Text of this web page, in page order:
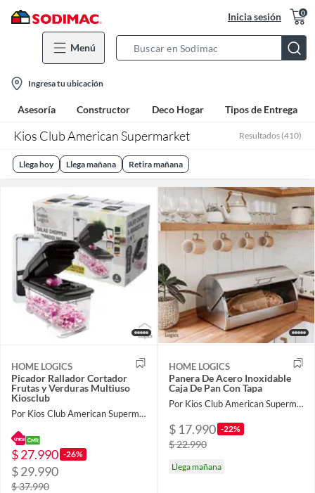
Inicia sesión 0
Menú
Bar
location-
icon
Ingresa tu ubicación
Asesoría Constructor Deco Hogar Tipos de Entrega
Kios Club American Supermarket Resultados (410)
Llega hoy Llega mañana Retira mañana
HOME LOGICS
Picador Rallador Cortador
Frutas y Verduras Multiuso
Kiosclub
Por Kios Club American Supermarket
$ 27.990 -26%
$ 29.990
$ 37.990
HOME LOGICS
Panera De Acero Inoxidable
Caja De Pan Con Tapa
Por Kios Club American Supermarket
$ 17.990 -22%
$ 22.990
Llega mañana